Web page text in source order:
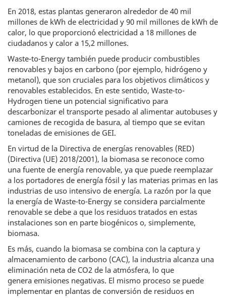
En 2018, estas plantas generaron alrededor de 40 mil
millones de kWh de electricidad y 90 mil millones de kWh de
calor, lo que proporcionó electricidad a 18 millones de
ciudadanos y calor a 15,2 millones.
Waste-to-Energy también puede producir combustibles
renovables y bajos en carbono (por ejemplo, hidrógeno y
metanol), que son cruciales para los objetivos climáticos y
renovables establecidos. En este sentido, Waste-to-
Hydrogen tiene un potencial significativo para
descarbonizar el transporte pesado al alimentar autobuses y
camiones de recogida de basura, al tiempo que se evitan
toneladas de emisiones de GEI.
En virtud de la Directiva de energías renovables (RED)
(Directiva (UE) 2018/2001), la biomasa se reconoce como
una fuente de energía renovable, ya que puede reemplazar
a los portadores de energía fósil y las materias primas en las
industrias de uso intensivo de energía. La razón por la que
la energía de Waste-to-Energy se considera parcialmente
renovable se debe a que los residuos tratados en estas
instalaciones son en parte biogénicos o, simplemente,
biomasa.
Es más, cuando la biomasa se combina con la captura y
almacenamiento de carbono (CAC), la industria alcanza una
eliminación neta de CO2 de la atmósfera, lo que
genera emisiones negativas. El mismo proceso se puede
implementar en plantas de conversión de residuos en